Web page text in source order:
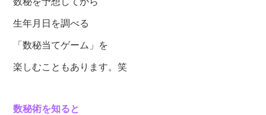
生年月日を調べる
「数秘当てゲーム」を
楽しむこともあります。笑
数秘術を知ると